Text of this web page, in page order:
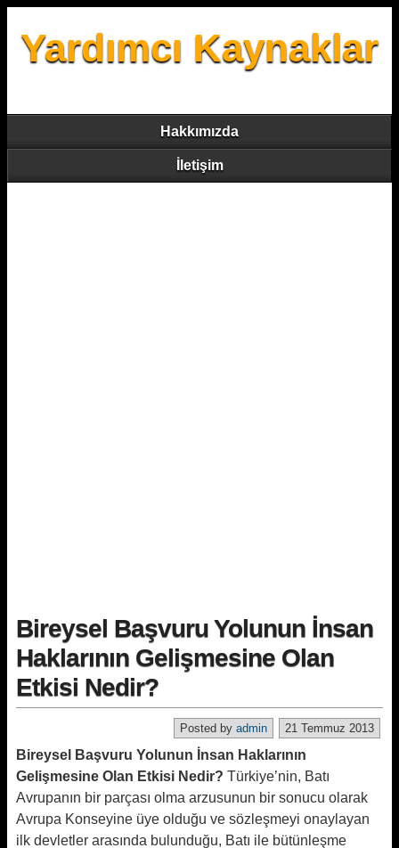
Yardımcı Kaynaklar
Hakkımızda
İletişim
Bireysel Başvuru Yolunun İnsan
Haklarının Gelişmesine Olan
Etkisi Nedir?
21 Temmuz 2013
Posted by admin
Bireysel Başvuru Yolunun İnsan Haklarının
Gelişmesine Olan Etkisi Nedir? Türkiye’nin, Batı
Avrupanın bir parçası olma arzusunun bir sonucu olarak
Avrupa Konseyine üye olduğu ve sözleşmeyi onaylayan
ilk devletler arasında bulunduğu, Batı ile bütünleşme